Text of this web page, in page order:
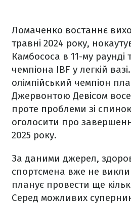
Ломаченко востаннє
травні 2024 року,
Камбососа в 11-му раунді
чемпіона IBF у легкій
олімпійський чемпіон
Джервонтою Девісом
проте проблеми зі
оголосити про
2025 року.
За даними джерел,
спортсмена вже не
планує провести ще
Серед можливих